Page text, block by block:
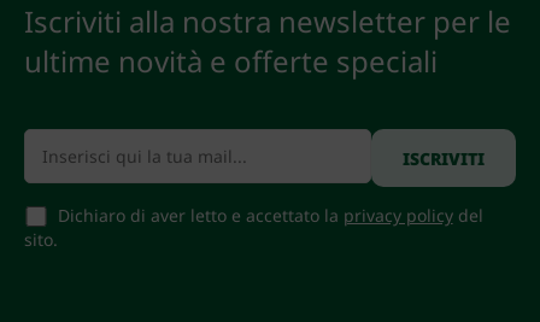
Iscriviti alla nostra newsletter per le
ultime novità e offerte speciali
Dichiaro di aver letto e accettato la privacy policydel
sito.